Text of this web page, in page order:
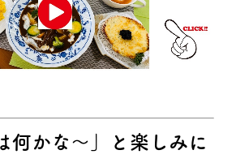
何かな～」と楽しみに